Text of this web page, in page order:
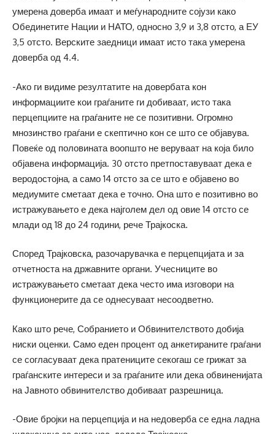
умерена доверба имаат и меѓународните сојузи како
Обединетите Нации и НАТО, односно 3,9 и 3,8 отсто, а ЕУ
3,5 отсто. Верските заедници имаат исто така умерена
доверба од 4.4.
-Ако ги видиме резултатите на довербата кон
информациите кои граѓаните ги добиваат, исто така
перцепциите на граѓаните не се позитивни. Огромно
мнозинство граѓани е скептично кон се што се објавува.
Повеќе од половината воопшто не веруваат на која било
објавена информација. 30 отсто претпоставуваат дека е
веродостојна, а само 14 отсто за се што е објавено во
медиумите сметаат дека е точно. Она што е позитивно во
истражувањето е дека најголем дел од овие 14 отсто се
млади од 18 до 24 години, рече Трајкоска.
Според Трајковска, разочарувачка е перцепцијата и за
отчетноста на државните органи. Учесниците во
истражувањето сметаат дека често има изговори на
функционерите да се однесуваат несоодветно.
Како што рече, Собранието и Обвинителството добија
ниски оценки. Само еден процент од анкетираните граѓани
се согласуваат дека пратениците секогаш се грижат за
граѓанските интереси и за граѓаните или дека обвиненијата
на Јавното обвинителство добиваат разрешница.
-Овие бројки на перцепција и на недоверба се една ладна